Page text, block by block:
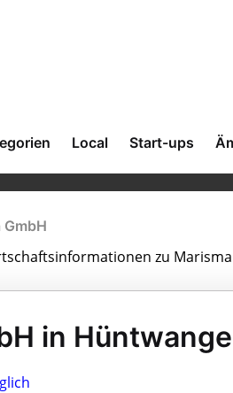
Local Start-ups
zu
in